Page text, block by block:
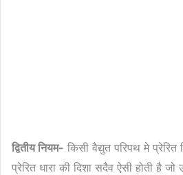
द्वितीय नियम- किसी वैद्युत परिपथ मे
प्रेरित धारा की दिशा सदैव ऐसी होती है